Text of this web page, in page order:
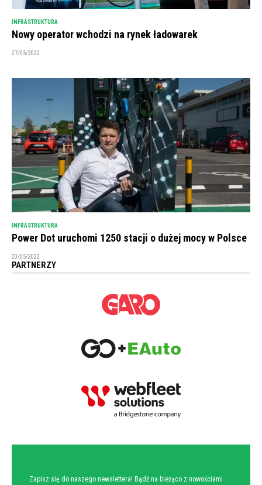
INFRASTRUKTURA
Nowy operator wchodzi na rynek ładowarek
27/05/2022
INFRASTRUKTURA
Power Dot uruchomi 1250 stacji o dużej mocy w Polsce
20/05/2022
PARTNERZY
Zapisz się do naszego newslettera! Bądź na bieżąco z nowościami